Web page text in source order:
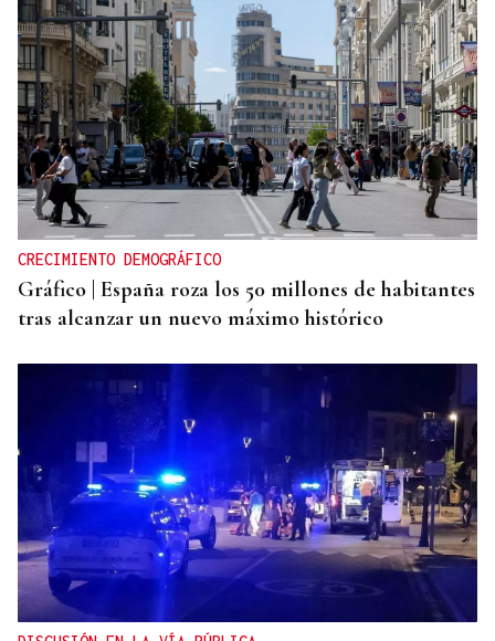
CRECIMIENTO DEMOGRÁFICO
Gráfico | España roza los 50 millones de habitantes
tras alcanzar un nuevo máximo histórico